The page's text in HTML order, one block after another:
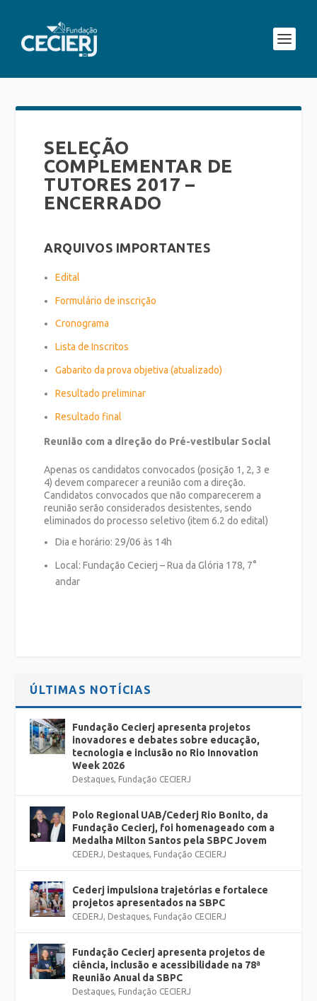
SELEÇÃO
COMPLEMENTAR DE
TUTORES 2017 –
ENCERRADO
ARQUIVOS IMPORTANTES
Edital
Formulário de inscrição
Cronograma
Lista de Inscritos
Gabarito da prova objetiva (atualizado)
Resultado preliminar
Resultado final
Reunião com a direção do Pré-vestibular Social
Apenas os candidatos convocados (posição 1, 2, 3 e
4) devem comparecer a reunião com a direção.
Candidatos convocados que não comparecerem a
reunião serão considerados desistentes, sendo
eliminados do processo seletivo (item 6.2 do edital)
Dia e horário: 29/06 às 14h
Local: Fundação Cecierj – Rua da Glória 178, 7°
andar
ÚLTIMAS NOTÍCIAS
Fundação Cecierj apresenta projetos
inovadores e debates sobre educação,
tecnologia e inclusão no Rio Innovation
Week 2026
Destaques Fundação CECIERJ
Polo Regional UAB/Cederj Rio Bonito, da
Fundação Cecierj, foi homenageado com a
Medalha Milton Santos pela SBPC Jovem
CEDERJ Destaques Fundação CECIERJ
Cederj impulsiona trajetórias e fortalece
projetos apresentados na SBPC
CEDERJ Destaques Fundação CECIERJ
Fundação Cecierj apresenta projetos de
ciência, inclusão e acessibilidade na 78ª
Reunião Anual da SBPC
Destaques Fundação CECIERJ